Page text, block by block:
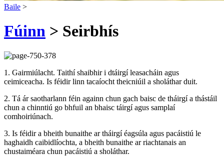
Baile >
Fúinn > Seirbhís
1. Gairmiúlacht. Taithí shaibhir i dtáirgí leasacháin agus
ceimiceacha. Is féidir linn tacaíocht theicniúil a sholáthar duit.
2. Tá ár saotharlann féin againn chun gach baisc de tháirgí a thástáil
chun a chinntiú go bhfuil an bhaisc táirgí agus samplaí
comhoiriúnach.
3. Is féidir a bheith bunaithe ar tháirgí éagsúla agus pacáistiú le
haghaidh caibidlíochta, a bheith bunaithe ar riachtanais an
chustaiméara chun pacáistiú a sholáthar.